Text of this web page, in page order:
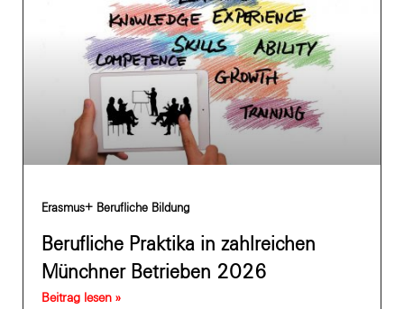
Erasmus+ Berufliche Bildung
Berufliche Praktika in zahlreichen
Münchner Betrieben 2026
Beitrag lesen »